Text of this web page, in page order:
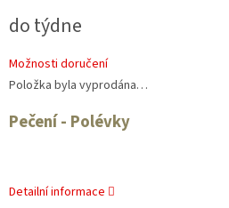
cena:
do týdne
Možnosti doručení
Položka byla vyprodána…
Pečení - Polévky
Detailní informace